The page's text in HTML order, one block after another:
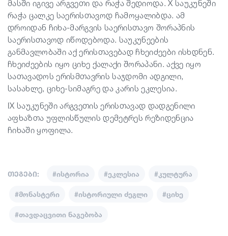
მასში იგივე არგვეთი და რაჭა შედიოდა. X საუკუნეში
რაჭა ცალკე საერისთავოდ ჩამოყალიბდა. ამ
დროიდან ჩიხა-მარგვის საერისთავო შორაპნის
საერისთავოდ იწოდებოდა. საუკუნეების
განმავლობაში აქ ერისთავებად ჩხეიძეები ისხდნენ.
ჩხეიძეების იყო ციხე ქალაქი შორაპანი. აქვე იყო
სათავადოს ერისმთავრის საჯდომი ადგილი,
სასახლე, ციხე-სიმაგრე და კარის ეკლესია.
IX საუკუნეში არგვეთის ერისთავად დადგენილი
აფხაზთა უფლისწულის დემეტრეს რეზიდენცია
ჩიხაში ყოფილა.
თეგები: #ისტორია #ეკლესია #კულტურა
#მონასტერი #ისტორიული ძეგლი #ციხე
#თავდაცვითი ნაგებობა